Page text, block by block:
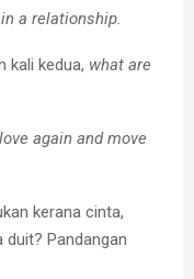
a relationship.
kali kedua, what are
again and move
kerana cinta,
Pandangan